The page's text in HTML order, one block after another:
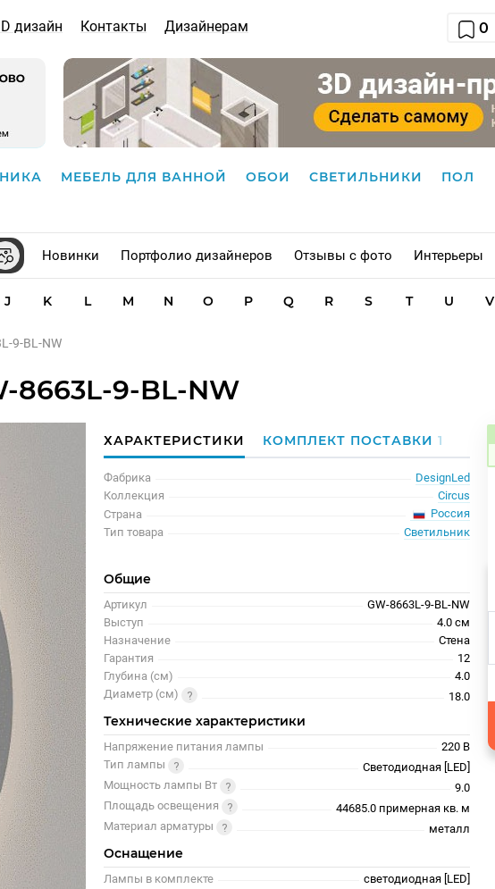
дизайн Контакты Дизайнерам 0
МЕБЕЛЬ ДЛЯ ВАННОЙ ОБОИ СВЕТИЛЬНИКИ ПОЛ
Новинки Портфолио дизайнеров Отзывы с фото Интерьеры
J K L M N O P Q R S T U V
9-BL-NW
8663L-9-BL-NW
ХАРАКТЕРИСТИКИ КОМПЛЕКТ ПОСТАВКИ1
Фабрика
DesignLed
Коллекция
Circus
Страна
Россия
Тип товара
Светильник
Общие
Артикул
GW-8663L-9-BL-NW
Выступ
4.0 см
Назначение
Стена
Гарантия
12
Глубина (см)
4.0
Диаметр (см)
18.0
Технические характеристики
Напряжение питания лампы
220 В
Тип лампы
Светодиодная [LED]
Мощность лампы Вт
9.0
Площадь освещения
44685.0 примерная кв. м
Материал арматуры
металл
Оснащение
Лампы в комплекте
светодиодная [LED]